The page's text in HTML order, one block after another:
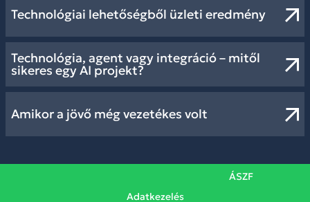
Technológiai lehetőségből üzleti eredmény
Technológia, agent vagy integráció – mitől
sikeres egy AI projekt?
Amikor a jövő még vezetékes volt
ÁSZF
Adatkezelés